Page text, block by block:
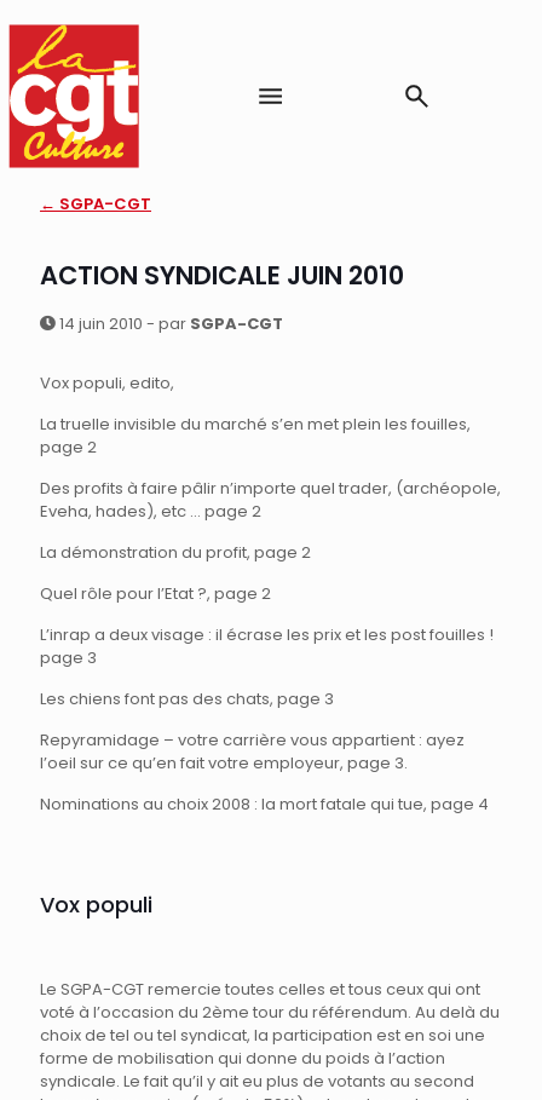
← SGPA-CGT
ACTION SYNDICALE JUIN 2010
14 juin 2010 - par SGPA-CGT
Vox populi, edito,
La truelle invisible du marché s’en met plein les fouilles,
page 2
Des profits à faire pâlir n’importe quel trader, (archéopole,
Eveha, hades), etc … page 2
La démonstration du profit, page 2
Quel rôle pour l’Etat ?, page 2
L’inrap a deux visage : il écrase les prix et les post fouilles !
page 3
Les chiens font pas des chats, page 3
Repyramidage – votre carrière vous appartient : ayez
l’oeil sur ce qu’en fait votre employeur, page 3.
Nominations au choix 2008 : la mort fatale qui tue, page 4
Vox populi
Le SGPA-CGT remercie toutes celles et tous ceux qui ont
voté à l’occasion du 2ème tour du référendum. Au delà du
choix de tel ou tel syndicat, la participation est en soi une
forme de mobilisation qui donne du poids à l’action
syndicale. Le fait qu’il y ait eu plus de votants au second